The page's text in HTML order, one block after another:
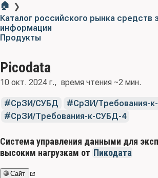
🏠 ❯
Каталог российского рынка средств
информации
Продукты
Picodata
10 окт. 2024 г. время чтения ~2 мин.
СрЗИ/СУБД
СрЗИ/Требования-
СрЗИ/Требования-к-СУБД-4
Система управления данными для
высоким нагрузкам от Пикодата
🌐 Сайт